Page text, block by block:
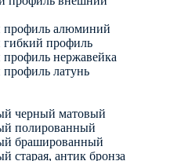
профиль алюминий
профиль
нержавейка
латунь
черный матовый
полированный
брашированный
старая, антик бронза